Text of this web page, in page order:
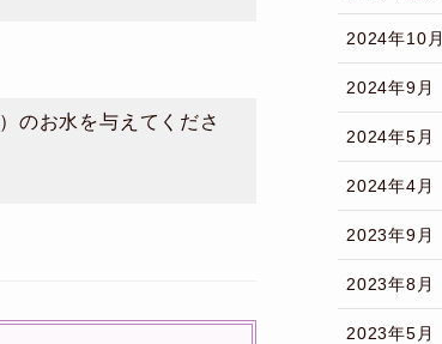
のお水を与えてくださ
2024年10月
2024年9月
2024年5月
2024年4月
2023年9月
2023年8月
2023年5月